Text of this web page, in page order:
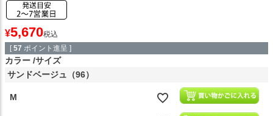
¥5,670税込
[ 57 ポイント進呈 ]
カラー サイズ
サンドベージュ（96）
M